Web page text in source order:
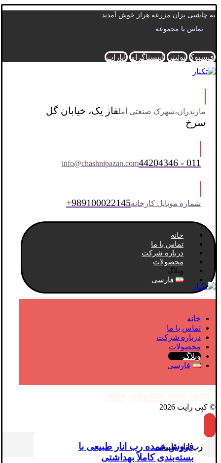
به چاشنی پزان مزرعه هراز خوش آمدید
تماس با مجموعه
فیسبوک توئیتر اینستاگرام آپارات
مازندران،شهرک صنعتی آملفاز یک، خیابان گل
سرخ
info@chashnipazan.com44204346 - 011
شماره موبایل کارخانه989100022145+
خانه
تماس با ما
درباره شرکت
محصولات
وبلاگ
فارسی
خانه
تماس با ما
درباره شرکت
محصولات
وبلاگ
فارسی
© کپی رایت 2026
رب انار طبیعی
فروش عمده رب انار طبیعی با
بسته‌بندی کاملاً بهداشتی